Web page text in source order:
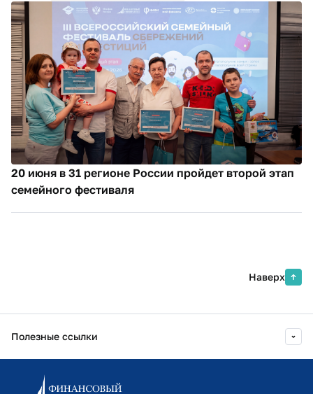
20 июня в 31 регионе России пройдет второй этап
семейного фестиваля
Наверх
Полезные ссылки
Информационно-образовательный портал